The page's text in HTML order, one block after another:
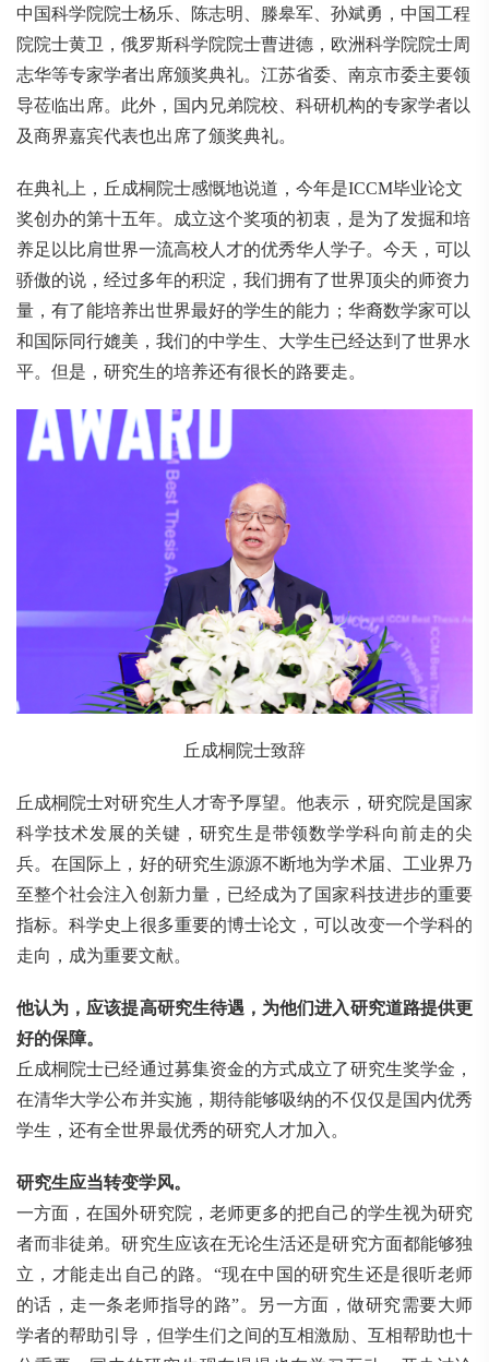
中国科学院院士杨乐、陈志明、滕皋军、孙斌勇，中国工程
院院士黄卫，俄罗斯科学院院士曹进德，欧洲科学院院士周
志华等专家学者出席颁奖典礼。江苏省委、南京市委主要领
导莅临出席。此外，国内兄弟院校、科研机构的专家学者以
及商界嘉宾代表也出席了颁奖典礼。
在典礼上，丘成桐院士感慨地说道，今年是ICCM毕业论文
奖创办的第十五年。成立这个奖项的初衷，是为了发掘和培
养足以比肩世界一流高校人才的优秀华人学子。今天，可以
骄傲的说，经过多年的积淀，我们拥有了世界顶尖的师资力
量，有了能培养出世界最好的学生的能力；华裔数学家可以
和国际同行媲美，我们的中学生、大学生已经达到了世界水
平。但是，研究生的培养还有很长的路要走。
丘成桐院士致辞
丘成桐院士对研究生人才寄予厚望。他表示，研究院是国家
科学技术发展的关键，研究生是带领数学学科向前走的尖
兵。在国际上，好的研究生源源不断地为学术届、工业界乃
至整个社会注入创新力量，已经成为了国家科技进步的重要
指标。科学史上很多重要的博士论文，可以改变一个学科的
走向，成为重要文献。
他认为，应该提高研究生待遇，为他们进入研究道路提供更
好的保障。
丘成桐院士已经通过募集资金的方式成立了研究生奖学金，
在清华大学公布并实施，期待能够吸纳的不仅仅是国内优秀
学生，还有全世界最优秀的研究人才加入。
研究生应当转变学风。
一方面，在国外研究院，老师更多的把自己的学生视为研究
者而非徒弟。研究生应该在无论生活还是研究方面都能够独
立，才能走出自己的路。“现在中国的研究生还是很听老师
的话，走一条老师指导的路”。另一方面，做研究需要大师
学者的帮助引导，但学生们之间的互相激励、互相帮助也十